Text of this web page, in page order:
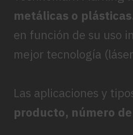
metálicas o
en función de su uso
mejor tecnología
Las aplicaciones y
producto, número